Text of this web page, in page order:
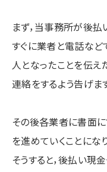
まず，当事務所が後
すぐに業者と電話な
人となったことを伝
連絡をするよう告げま
その後各業者に書面
を進めていくことにな
そうすると，後払い現